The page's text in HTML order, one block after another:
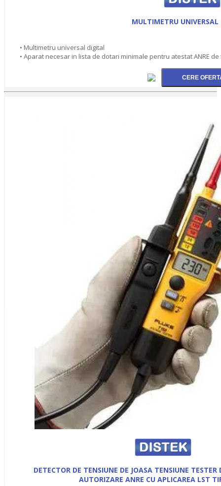
MULTIMETRU
• Multimetru universal digital
• Aparat necesar in lista de dotari minimale pentru atestat ANRE de
DETECTOR DE TENSIUNE DE JOASA TENSIUNE TESTER
AUTORIZARE ANRE CU APLICAREA LST